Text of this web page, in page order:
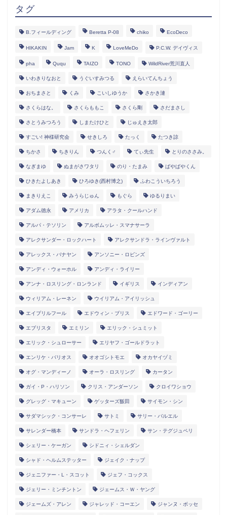
タグ
B.フィールディング Beretta P-08 chiko EcoDeco
HIKAKIN Jam K LoveMeDo P.C.W. デイヴィス
pha Ququ TAIZO TONO WildRiver荒川直人
いわきりなおと うぐいすみつる えらいてんちょう
おちまさと くみ こいしゆうか さかき漣
さくらはな。 さくらももこ さくら剛 さだまさし
さとうみつろう しまたけひと じゅえき太郎
すごい! 神様研究会 せきしろ たっく たつき諒
ちかさ ちきりん つんく♂ てぃ先生 とりのささみ。
なぎまゆ ぬまがさワタリ のり・たまみ ぱやぱやくん
ひきたよしあき ひろゆき(西村博之) ふわこういちろう
まきりえこ みうらじゅん もぐら ゆるりまい
アダム徳永 アメリカ アラタ・クールハンド
アルパ・テソリン アルボムッレ・スマナサーラ
アレクサンダー・ロックハート アレクサンドラ・ラインヴァルト
アレックス・バナヤン アンソニー・ロビンズ
アンディ・ウォーホル アンディ・ライリー
アンナ・ロスリング・ロンランド イギリス インディアン
ウィリアム・レーネン ウイリアム・アイリッシュ
エイプリルフール エドウィン・ブリス エドワード・ゴーリー
エブリスタ エミリン エリック・シュミット
エリック・シュローサー エリヤフ・ゴールドラット
エンリケ・バリオス オオゴシトモエ オカヤイヅミ
オグ・マンディーノ オーラ・ロスリング カータン
ガイ・P・ハリソン クリス・アンダーソン クロイワショウ
グレッグ・マキューン ゲッターズ飯田 サイモン・シン
サダマシック・コンサーレ サトミ サリー・バルエル
サレンダー橋本 サンドラ・ヘフェリン サン・テグジュペリ
シェリー・ケーガン シドニィ・シェルダン
シャド・ヘルムステッター ジェイク・ナップ
ジェニファー・L・スコット ジェフ・コックス
ジェリー・ミンチントン ジェームス・Ｗ・ヤング
ジェームズ・アレン ジャレッド・コーエン ジャンヌ・ボッセ